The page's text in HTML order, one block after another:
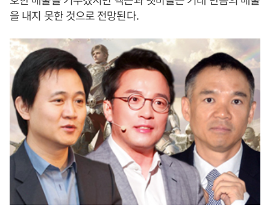
을 내지 못한 것으로 전망된다.